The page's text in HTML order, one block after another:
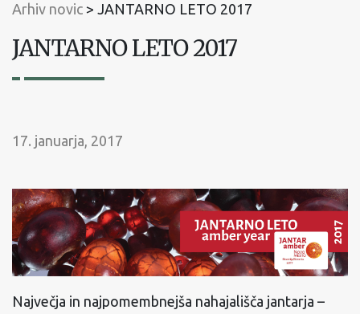
Arhiv novic > JANTARNO LETO 2017
JANTARNO LETO 2017
17. januarja, 2017
Največja in najpomembnejša nahajališča jantarja –